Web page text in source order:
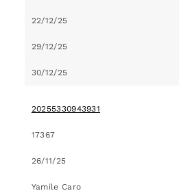
22/12/25
29/12/25
30/12/25
20255330943931
17367
26/11/25
Yamile Caro